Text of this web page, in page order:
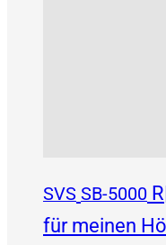
SVS SB-5000
für meinen